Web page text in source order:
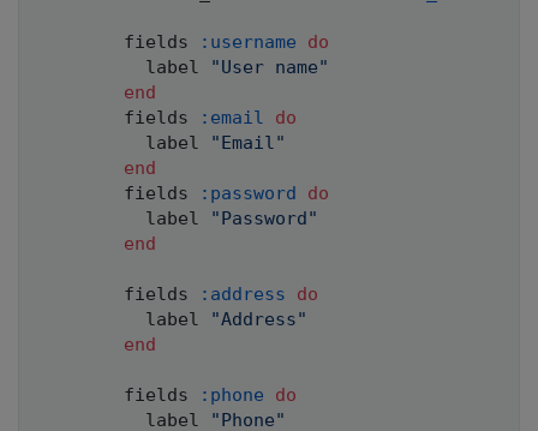
        fields
:username
do
          label
"User name"
end
        fields
:email
do
          label
"Email"
end
        fields
:password
do
          label
"Password"
end
        fields
:address
do
          label
"Address"
end
        fields
:phone
do
          label
"Phone"